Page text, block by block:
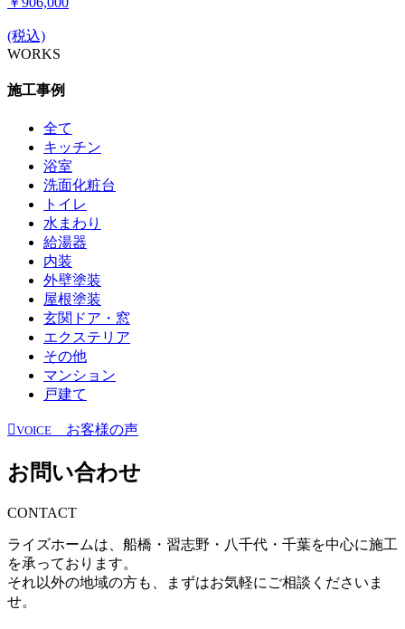
(税込)
WORKS
施工事例
全て
キッチン
浴室
洗面化粧台
トイレ
水まわり
給湯器
内装
外壁塗装
屋根塗装
玄関ドア・窓
エクステリア
その他
マンション
戸建て
VOICE お客様の声
お問い合わせ
CONTACT
ライズホームは、船橋・習志野・八千代・千葉を中心に施工
を承っております。
それ以外の地域の方も、まずはお気軽にご相談くださいま
せ。